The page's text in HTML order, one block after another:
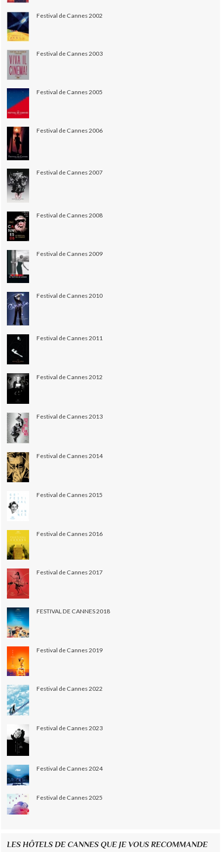
Festival de Cannes 2002
Festival de Cannes 2003
Festival de Cannes 2005
Festival de Cannes 2006
Festival de Cannes 2007
Festival de Cannes 2008
Festival de Cannes 2009
Festival de Cannes 2010
Festival de Cannes 2011
Festival de Cannes 2012
Festival de Cannes 2013
Festival de Cannes 2014
Festival de Cannes 2015
Festival de Cannes 2016
Festival de Cannes 2017
FESTIVAL DE CANNES 2018
Festival de Cannes 2019
Festival de Cannes 2022
Festival de Cannes 2023
Festival de Cannes 2024
Festival de Cannes 2025
LES HÔTELS DE CANNES QUE JE VOUS RECOMMANDE